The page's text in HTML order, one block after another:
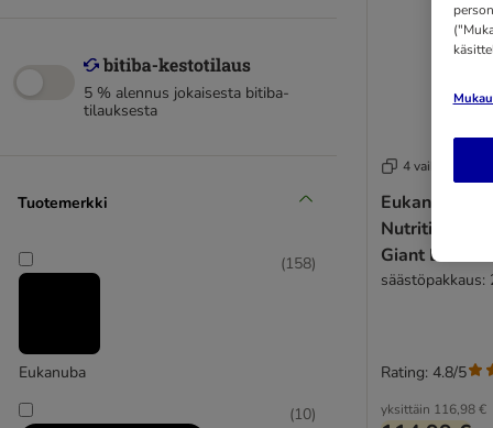
Royal Canin Size
(CCN)
Almo Nature
Animonda
Beneful
Bewi Dog
5 % alennus jokaisesta bitiba-
tilauksesta
Tuotemerkki
Eukanuba
(158)
(10)
4 vaihtoehtoa
Eukanuba
Nutrition
Giant Breed
säästöpakkaus:
yksittäin 116,98 €
Rating: 4.8/5